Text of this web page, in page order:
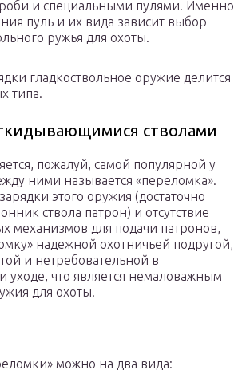
и специальными пулями. Именно
пуль и их вида зависит выбор
ружья для охоты.
гладкоствольное оружие делится
типа.
стволами
пожалуй, самой популярной у
ними называется «переломка».
этого оружия (достаточно
ствола патрон) и отсутствие
механизмов для подачи патронов,
надежной охотничьей подругой,
и нетребовательной в
уходе, что является немаловажным
для охоты.
можно на два вида: